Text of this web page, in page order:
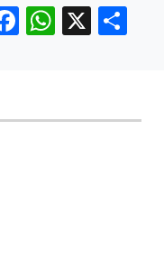
Facebook
X